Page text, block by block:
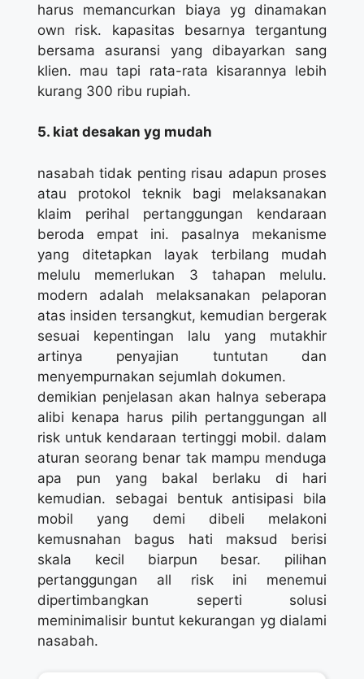
harus memancurkan biaya yg dinamakan
own risk. kapasitas besarnya tergantung
bersama asuransi yang dibayarkan sang
klien. mau tapi rata-rata kisarannya lebih
kurang 300 ribu rupiah.
5. kiat desakan yg mudah
nasabah tidak penting risau adapun proses
atau protokol teknik bagi melaksanakan
klaim perihal pertanggungan kendaraan
beroda empat ini. pasalnya mekanisme
yang ditetapkan layak terbilang mudah
melulu memerlukan 3 tahapan melulu.
modern adalah melaksanakan pelaporan
atas insiden tersangkut, kemudian bergerak
sesuai kepentingan lalu yang mutakhir
artinya penyajian tuntutan dan
menyempurnakan sejumlah dokumen.
demikian penjelasan akan halnya seberapa
alibi kenapa harus pilih pertanggungan all
risk untuk kendaraan tertinggi mobil. dalam
aturan seorang benar tak mampu menduga
apa pun yang bakal berlaku di hari
kemudian. sebagai bentuk antisipasi bila
mobil yang demi dibeli melakoni
kemusnahan bagus hati maksud berisi
skala kecil biarpun besar. pilihan
pertanggungan all risk ini menemui
dipertimbangkan seperti solusi
meminimalisir buntut kekurangan yg dialami
nasabah.